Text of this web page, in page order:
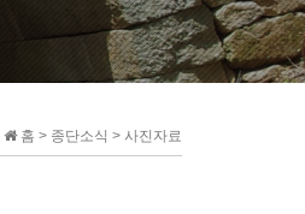
홈 > 종단소식 > 사진자료